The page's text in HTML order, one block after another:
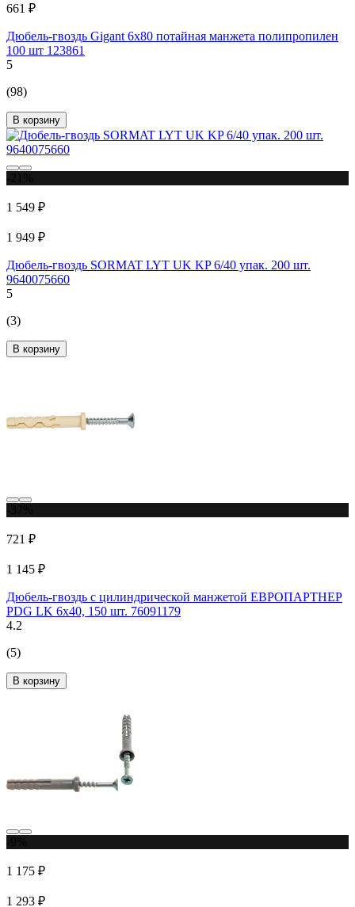
661 ₽
Дюбель-гвоздь Gigant 6x80 потайная манжета полипропилен
100 шт 123861
5
(98)
В корзину
1 549 ₽
1 949 ₽
Дюбель-гвоздь SORMAT LYT UK KP 6/40 упак. 200 шт.
9640075660
5
(3)
В корзину
721 ₽
1 145 ₽
Дюбель-гвоздь с цилиндрической манжетой ЕВРОПАРТНЕР
PDG LK 6x40, 150 шт. 76091179
4.2
(5)
В корзину
1 175 ₽
1 293 ₽